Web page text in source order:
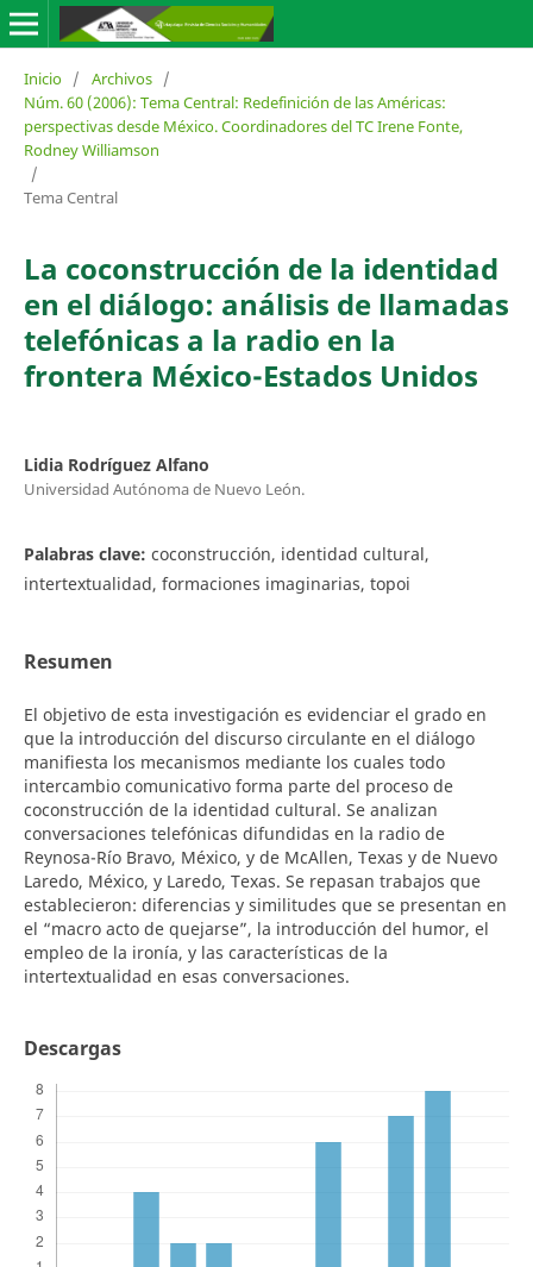
Inicio / Archivos /
Núm. 60 (2006): Tema Central: Redefinición de las Américas:
perspectivas desde México. Coordinadores del TC Irene Fonte,
Rodney Williamson
/
Tema Central
La coconstrucción de la identidad
en el diálogo: análisis de llamadas
telefónicas a la radio en la
frontera México-Estados Unidos
Lidia Rodríguez Alfano
Universidad Autónoma de Nuevo León.
Palabras clave: coconstrucción, identidad cultural,
intertextualidad, formaciones imaginarias, topoi
Resumen
El objetivo de esta investigación es evidenciar el grado en
que la introducción del discurso circulante en el diálogo
manifiesta los mecanismos mediante los cuales todo
intercambio comunicativo forma parte del proceso de
coconstrucción de la identidad cultural. Se analizan
conversaciones telefónicas difundidas en la radio de
Reynosa-Río Bravo, México, y de McAllen, Texas y de Nuevo
Laredo, México, y Laredo, Texas. Se repasan trabajos que
establecieron: diferencias y similitudes que se presentan en
el “macro acto de quejarse”, la introducción del humor, el
empleo de la ironía, y las características de la
intertextualidad en esas conversaciones.
Descargas